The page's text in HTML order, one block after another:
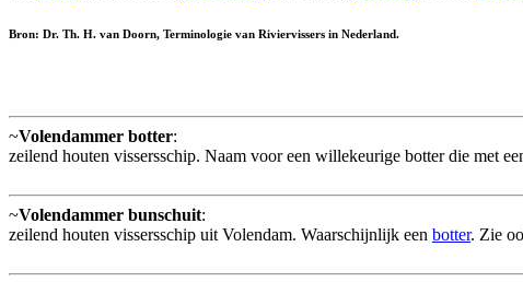
Bron: Dr. Th. H. van Doorn, Terminologie van Riviervissers in Nederland.
~Volendammer botter:
zeilend houten vissersschip. Naam voor een willekeurige botter die met
~Volendammer bunschuit:
zeilend houten vissersschip uit Volendam. Waarschijnlijk een botter. Zie